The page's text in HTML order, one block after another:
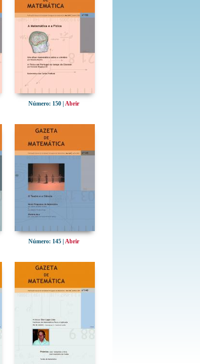
Número: 150 | Abrir
Número: 145 | Abrir